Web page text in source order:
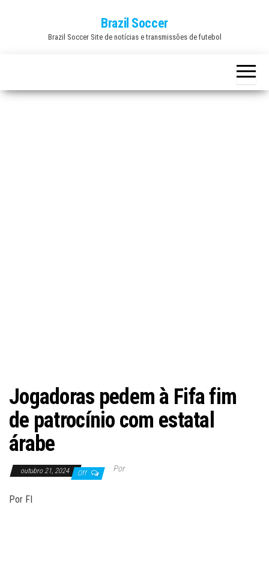
Brazil Soccer
Brazil Soccer Site de notícias e transmissões de futebol
Jogadoras pedem à Fifa fim
de patrocínio com estatal
árabe
outubro 21, 2024 Off Por
Por FI